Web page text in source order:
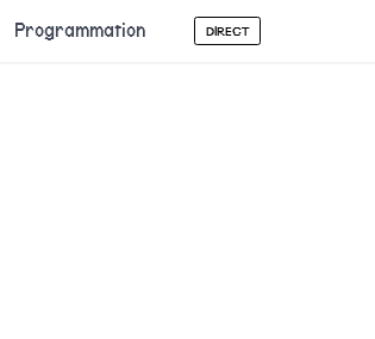
Programmation DIRECT